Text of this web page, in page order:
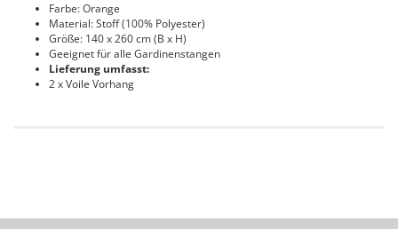
Farbe: Orange
Material: Stoff (100% Polyester)
Größe: 140 x 260 cm (B x H)
Geeignet für alle Gardinenstangen
Lieferung umfasst:
2 x Voile Vorhang